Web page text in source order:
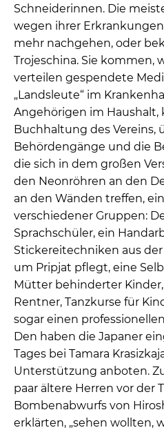
Schneiderinnen. Die
wegen ihrer
mehr nachgehen, oder
Trojeschina. Sie kommen,
verteilen gespendete
„Landsleute“ im
Angehörigen im
Buchhaltung des Vereins,
Behördengänge und die
die sich in dem großen
den Neonröhren an den
an den Wänden treffen,
verschiedener Gruppen:
Sprachschüler, ein
Stickereitechniken aus
um Pripjat pflegt, eine
Mütter behinderter
Rentner, Tanzkurse für
sogar einen
Den haben die Japaner
Tages bei Tamara
Unterstützung anboten.
paar ältere Herren vor der
Bombenabwurfs von
erklärten, „sehen wollten,